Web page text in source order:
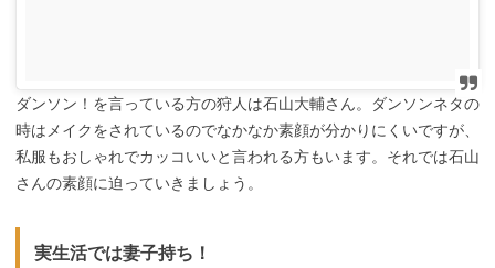
ダンソン！を言っている方の狩人は石山大輔さん。ダンソンネタの
時はメイクをされているのでなかなか素顔が分かりにくいですが、
私服もおしゃれでカッコいいと言われる方もいます。それでは石山
さんの素顔に迫っていきましょう。
実生活では妻子持ち！